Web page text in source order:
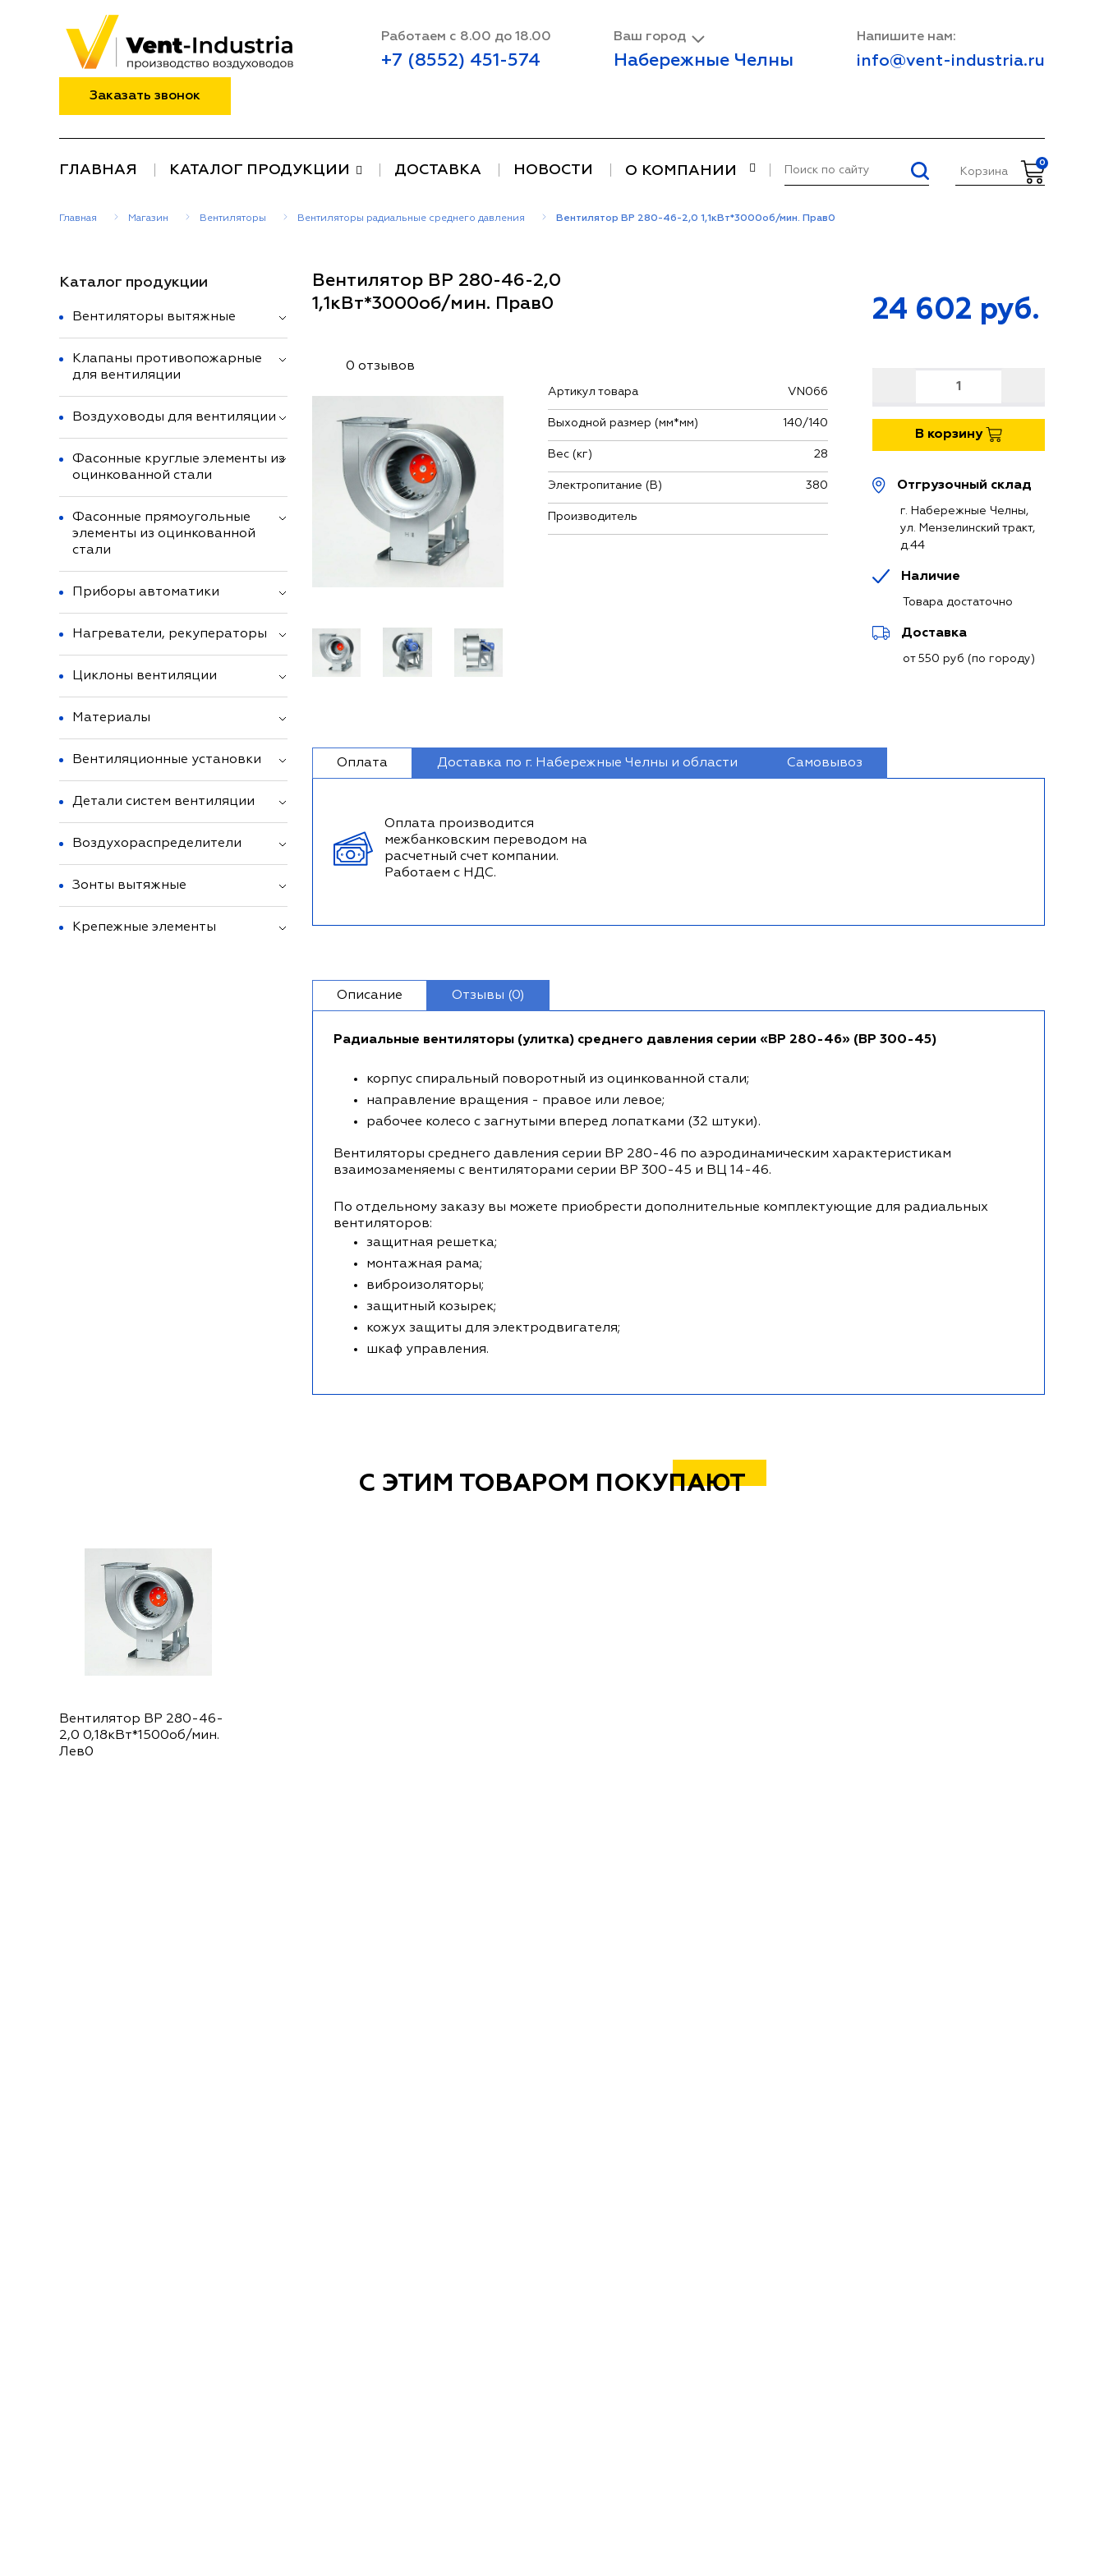
Работаем с 8.00 до 18.00
+7 (8552) 451-574
Ваш город
Набережные Челны
Напишите нам:
info@vent-industria.ru
Заказать звонок
ГЛАВНАЯ КАТАЛОГ ПРОДУКЦИИ ДОСТАВКА НОВОСТИ О КОМПАНИИ Корзина
0
Главная Магазин Вентиляторы Вентиляторы радиальные среднего давления Вентилятор ВР 280-46-2,0 1,1кВт*3000об/мин. Прав0
Вентилятор ВР 280-46-2,0
1,1кВт*3000об/мин. Прав0
0 отзывов
Артикул товара VN066
Выходной размер (мм*мм) 140/140
Вес (кг) 28
Электропитание (В) 380
Производитель
24 602 руб.
В корзину
Отгрузочный склад
г. Набережные Челны,
ул. Мензелинский тракт,
д.44
Наличие
Товара достаточно
Доставка
от 550 руб (по городу)
Оплата Доставка по г. Набережные Челны и области Самовывоз
Оплата производится
межбанковским переводом на
расчетный счет компании.
Работаем с НДС.
Описание Отзывы (0)
Радиальные вентиляторы (улитка) среднего давления серии «ВР 280-46» (ВР 300-45)
корпус спиральный поворотный из оцинкованной стали;
направление вращения - правое или левое;
рабочее колесо с загнутыми вперед лопатками (32 штуки).
Вентиляторы среднего давления серии ВР 280-46 по аэродинамическим характеристикам
взаимозаменяемы с вентиляторами серии ВР 300-45 и ВЦ 14-46.
По отдельному заказу вы можете приобрести дополнительные комплектующие для радиальных
вентиляторов:
защитная решетка;
монтажная рама;
виброизоляторы;
защитный козырек;
кожух защиты для электродвигателя;
шкаф управления.
Каталог продукции
Вентиляторы вытяжные
Клапаны противопожарные
для вентиляции
Воздуховоды для вентиляции
Фасонные круглые элементы из
оцинкованной стали
Фасонные прямоугольные
элементы из оцинкованной
стали
Приборы автоматики
Нагреватели, рекуператоры
Циклоны вентиляции
Материалы
Вентиляционные установки
Детали систем вентиляции
Воздухораспределители
Зонты вытяжные
Крепежные элементы
С ЭТИМ ТОВАРОМ ПОКУПАЮТ
Вентилятор ВР 280-46-
2,0 0,18кВт*1500об/мин.
Лев0